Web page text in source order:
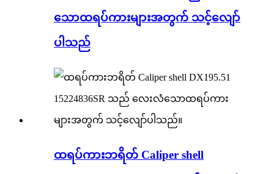
သောထရပ်ကားများအတွက် သင့်လျော်
ပါသည်
ထရပ်ကားဘရိတ် Caliper shell